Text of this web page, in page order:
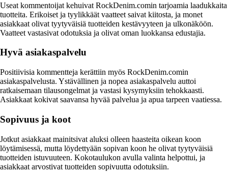
Useat kommentoijat kehuivat RockDenim.comin tarjoamia laadukkaita
tuotteita. Erikoiset ja tyylikkäät vaatteet saivat kiitosta, ja monet
asiakkaat olivat tyytyväisiä tuotteiden kestävyyteen ja ulkonäköön.
Vaatteet vastasivat odotuksia ja olivat oman luokkansa edustajia.
Hyvä asiakaspalvelu
Positiivisia kommentteja kerättiin myös RockDenim.comin
asiakaspalvelusta. Ystävällinen ja nopea asiakaspalvelu auttoi
ratkaisemaan tilausongelmat ja vastasi kysymyksiin tehokkaasti.
Asiakkaat kokivat saavansa hyvää palvelua ja apua tarpeen vaatiessa.
Sopivuus ja koot
Jotkut asiakkaat mainitsivat aluksi olleen haasteita oikean koon
löytämisessä, mutta löydettyään sopivan koon he olivat tyytyväisiä
tuotteiden istuvuuteen. Kokotaulukon avulla valinta helpottui, ja
asiakkaat arvostivat tuotteiden sopivuutta odotuksiin.